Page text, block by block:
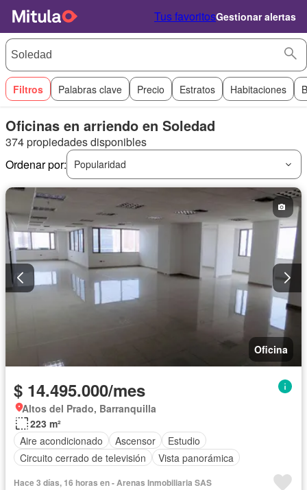
Tus favoritosGestionar alertas
Filtros Palabras clave Precio Estratos Habitaciones
Oficinas en arriendo en Soledad
374 propiedades disponibles
Ordenar por:
Popularidad
Oficina
$ 14.495.000/mes
Altos del Prado, Barranquilla
223 m²
Aire acondicionado
Ascensor
Estudio
Circuito cerrado de televisión
Vista panorámica
Hace 3 días, 16 horas en - Arenas Inmobiliaria SAS